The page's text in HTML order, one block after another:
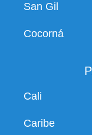
San Gil
Cocorná
Cali
Caribe